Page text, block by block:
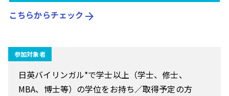
こちらからチェック arrow_forward
参加対象者
日英バイリンガル*で学士以上（学士、修士、
MBA、博士等）の学位をお持ち／取得予定の方